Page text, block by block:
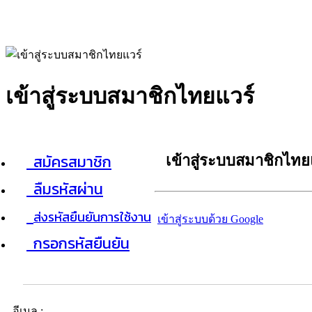
เข้าสู่ระบบสมาชิกไทยแวร์
สมัครสมาชิก
ลืมรหัสผ่าน
ส่งรหัสยืนยันการใช้งาน
กรอกรหัสยืนยัน
เข้าสู่ระบบสมาชิกไท
เข้าสู่ระบบด้วย Google